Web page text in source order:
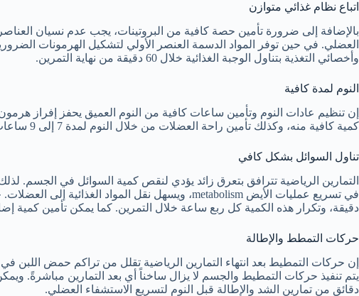
اتباع نظام غذائي متوازن
بالإضافة إلى ضرورة تأمين حصة كافية من البروتينات، يجب عدم نسيان
العضلي. في حين توفر المواد الدسمة العنصر الأولي لتشكيل الهرمونات
وأخصائي التغذية بتناول الوجبة الغذائية خلال 60 دقيقة من نهاية التمرين.
النوم لمدة كافية
إن تنظيم عادات النوم وتأمين ساعات كافية من النوم العميق يحفز إفراز هرمون
كمية كافية منه، وكذلك تأمين راحة العضلات من خلال النوم لمدة 7 إلى 9 ساعات يومياً.
تناول السوائل بشكل كافي
التمارين الرياضية تترافق بتعرق زائد يؤدي لنقص كمية السوائل في
دقيقة، وتكرار هذه الكمية كل ربع ساعة خلال التمرين. كما يمكن تأمين كمية
حركات التمطط والإطالة
إن حركات التمطيط بعد انتهاء التمارين الرياضية تقلل من تراكم حمض اللبن
دقائق من تمارين الشد والإطالة قبل النوم لتسريع الاستشفاء العضلي.